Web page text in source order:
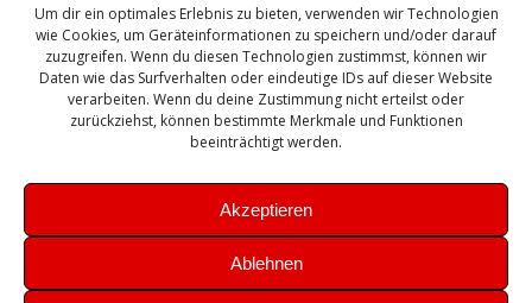
Um dir ein optimales Erlebnis zu bieten, verwenden wir Technologien
wie Cookies, um Geräteinformationen zu speichern und/oder darauf
zuzugreifen. Wenn du diesen Technologien zustimmst, können wir
Daten wie das Surfverhalten oder eindeutige IDs auf dieser Website
verarbeiten. Wenn du deine Zustimmung nicht erteilst oder
zurückziehst, können bestimmte Merkmale und Funktionen
beeinträchtigt werden.
Akzeptieren
Ablehnen
Sanierung SBS Security Server Sicherheit
Sicherung SIEM Sophos SSL Ubuntu
Update Upgrade UTM VCenter VCSA Veeam
VMWare VPN WAZUH Windows
Zertifikat